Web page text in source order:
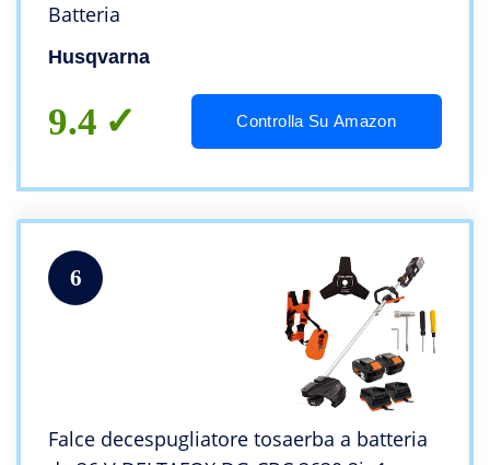
Batteria
Husqvarna
9.4 Controlla Su Amazon
6
Falce decespugliatore tosaerba a batteria